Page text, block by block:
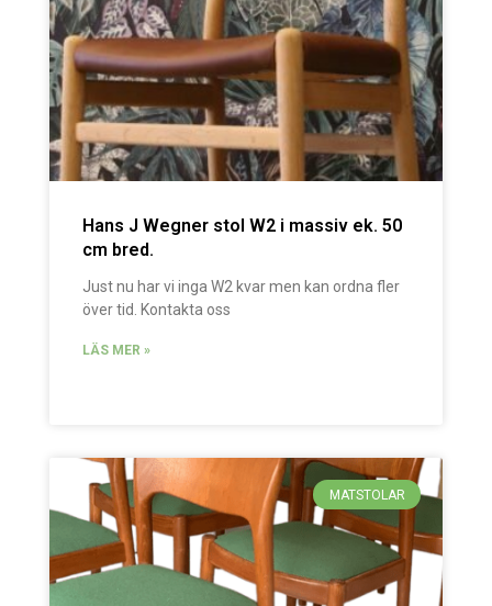
Hans J Wegner stol W2 i massiv ek. 50
cm bred.
Just nu har vi inga W2 kvar men kan ordna fler
över tid. Kontakta oss
LÄS MER »
MATSTOLAR